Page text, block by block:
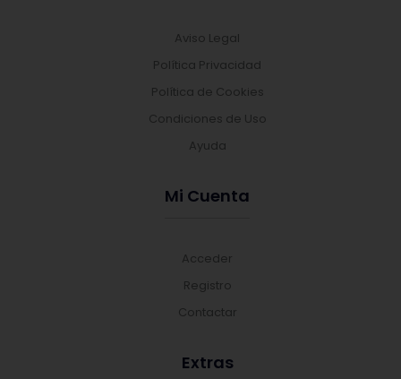
Aviso Legal
Política Privacidad
Política de Cookies
Condiciones de Uso
Ayuda
Mi Cuenta
Acceder
Registro
Contactar
Extras